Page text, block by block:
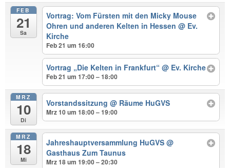
FEB
21
Sa
Vortrag: Vom Fürsten mit den Micky Mouse
Ohren und anderen Kelten in Hessen@ Ev.
Kirche
Feb 21 um 16:00
Vortrag „Die Kelten in Frankfurt“@ Ev. Kirche
Feb 21 um 17:00 – 18:00
MRZ
10
Di
Vorstandssitzung@ Räume HuGVS
Mrz 10 um 18:00 – 19:00
MRZ
18
Mi
Jahreshauptversammlung HuGVS@
Gasthaus Zum Taunus
Mrz 18 um 19:00 – 20:30